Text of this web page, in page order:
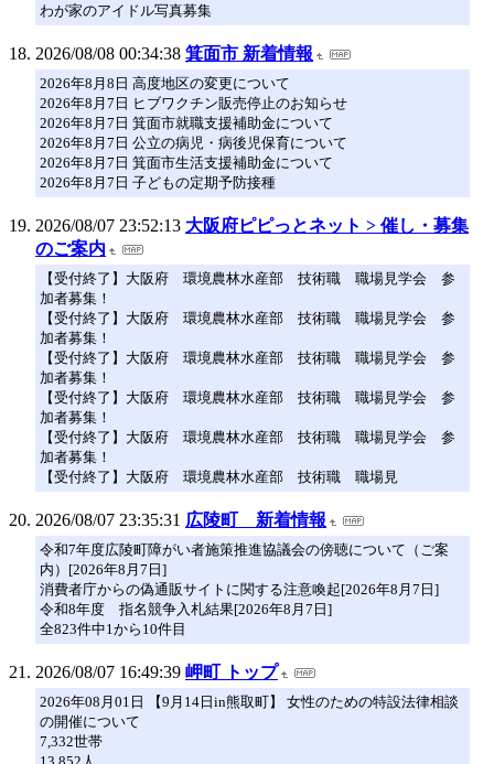
わが家のアイドル写真募集
2026/08/08 00:34:38 箕面市 新着情報
2026年8月8日 高度地区の変更について
2026年8月7日 ヒブワクチン販売停止のお知らせ
2026年8月7日 箕面市就職支援補助金について
2026年8月7日 公立の病児・病後児保育について
2026年8月7日 箕面市生活支援補助金について
2026年8月7日 子どもの定期予防接種
2026/08/07 23:52:13 大阪府ピピっとネット > 催し・募集
のご案内
【受付終了】大阪府 環境農林水産部 技術職 職場見学会 参
加者募集！
【受付終了】大阪府 環境農林水産部 技術職 職場見学会 参
加者募集！
【受付終了】大阪府 環境農林水産部 技術職 職場見学会 参
加者募集！
【受付終了】大阪府 環境農林水産部 技術職 職場見学会 参
加者募集！
【受付終了】大阪府 環境農林水産部 技術職 職場見学会 参
加者募集！
【受付終了】大阪府 環境農林水産部 技術職 職場見
2026/08/07 23:35:31 広陵町 新着情報
令和7年度広陵町障がい者施策推進協議会の傍聴について（ご案
内）[2026年8月7日]
消費者庁からの偽通販サイトに関する注意喚起[2026年8月7日]
令和8年度 指名競争入札結果[2026年8月7日]
全823件中1から10件目
2026/08/07 16:49:39 岬町 トップ
2026年08月01日 【9月14日in熊取町】 女性のための特設法律相談
の開催について
7,332世帯